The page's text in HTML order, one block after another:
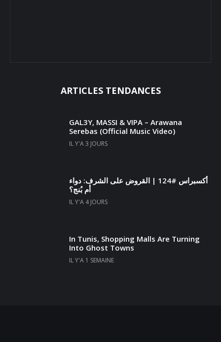
ARTICLES TENDANCES
GAL3Y, MASSI & VIPA – Arawana
Serebas (Official Music Video)
IL Y'A 3 JOURS
أكسبراس #124 | القروض على الشرف: دواء
أم بُنج؟
IL Y'A 4 JOURS
In Tunis, Shopping Malls Are Turning
Into Ghost Towns
IL Y'A 1 SEMAINE